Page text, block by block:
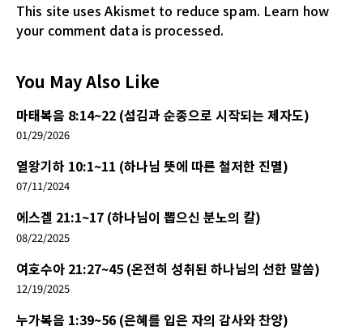
This site uses Akismet to reduce spam. Learn how
your comment data is processed.
You May Also Like
마태복음 8:14~22 (섬김과 순종으로 시작되는 제자도)
01/29/2026
열왕기하 10:1~11 (하나님 뜻에 따른 철저한 진멸)
07/11/2024
에스겔 21:1~17 (하나님이 뽑으신 분노의 칼)
08/22/2025
여호수아 21:27~45 (온전히 성취된 하나님의 선한 말씀)
12/19/2025
누가복음 1:39~56 (은혜를 입은 자의 감사와 찬양)